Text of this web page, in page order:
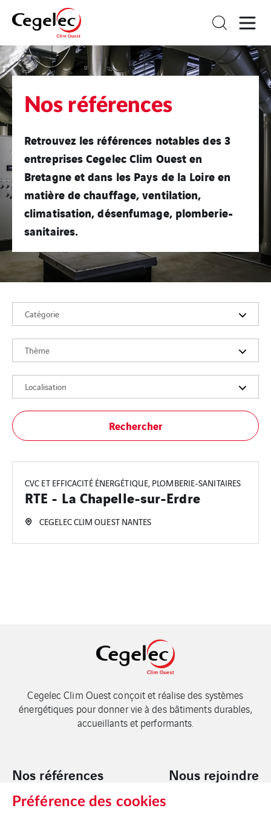
Nos références
Retrouvez les références notables des 3
entreprises Cegelec Clim Ouest en
Bretagne et dans les Pays de la Loire en
matière de chauffage, ventilation,
climatisation, désenfumage, plomberie-
sanitaires.
Catégorie
Thème
Localisation
Rechercher
CVC ET EFFICACITÉ ÉNERGÉTIQUE, PLOMBERIE-SANITAIRES
RTE - La Chapelle-sur-Erdre
CEGELEC CLIM OUEST NANTES
Cegelec Clim Ouest conçoit et réalise des systèmes
énergétiques pour donner vie à des bâtiments durables,
accueillants et performants.
Nos références Nous rejoindre
Préférence des cookies